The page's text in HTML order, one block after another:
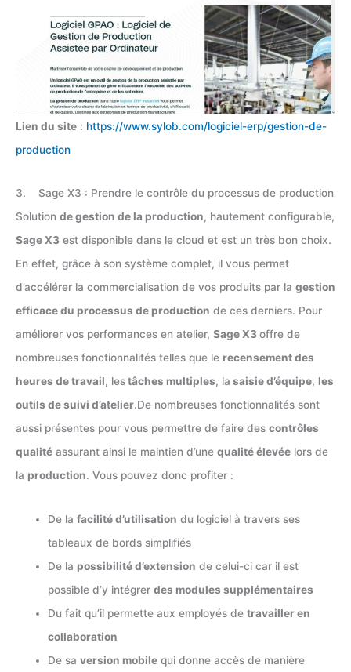
Lien du site : https://www.sylob.com/logiciel-erp/gestion-de-
production
3. Sage X3 : Prendre le contrôle du processus de production
Solution de gestion de la production, hautement configurable,
Sage X3 est disponible dans le cloud et est un très bon choix.
En effet, grâce à son système complet, il vous permet
d’accélérer la commercialisation de vos produits par la gestion
efficace du processus de production de ces derniers. Pour
améliorer vos performances en atelier, Sage X3offre de
nombreuses fonctionnalités telles que le recensement des
heures de travail, lestâches multiples, la saisie d’équipe, les
outils de suivi d’atelier.De nombreuses fonctionnalités sont
aussi présentes pour vous permettre de faire des contrôles
qualité assurant ainsi le maintien d’une qualité élevée lors de
la production. Vous pouvez donc profiter :
De lafacilité d’utilisation du logiciel à travers ses
tableaux de bords simplifiés
De la possibilité d’extension de celui-ci car il est
possible d’y intégrerdes modules supplémentaires
Du fait qu’il permette aux employés detravailler en
collaboration
De saversion mobile qui donne accès de manière